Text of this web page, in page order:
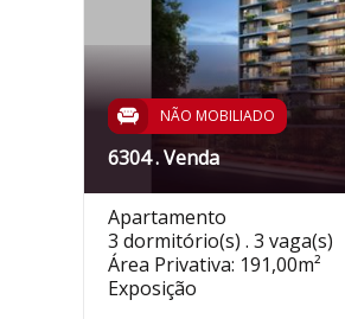
NÃO MOBILIADO
6304 . Venda
Apartamento
3 dormitório(s) . 3 vaga(s)
Área Privativa: 191,00m²
Exposição